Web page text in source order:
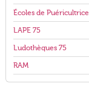
Écoles de Puéricultrice
LAPE 75
Ludothèques 75
RAM